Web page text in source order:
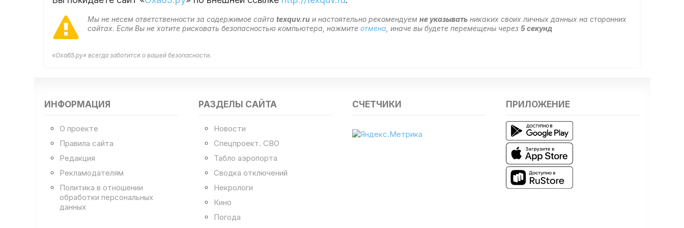
Мы не несем ответственности за содержимое сайтаtexquv.ru и настоятельно рекомендуемне указывать никаких своих личных данных на сторонних
сайтах. Если Вы не хотите рисковать безопасностью компьютера, нажмитеотмена , иначе вы будете перемещены через5секунд
«Оха65.ру» всегда заботится о вашей безопасности.
ИНФОРМАЦИЯ
О проекте
Правила сайта
Редакция
Рекламодателям
Политика в отношении
обработки персональных
данных
РАЗДЕЛЫ САЙТА
Новости
Спецпроект. СВО
Табло аэропорта
Сводка отключений
Некрологи
Кино
Погода
СЧЕТЧИКИ ПРИЛОЖЕНИЕ